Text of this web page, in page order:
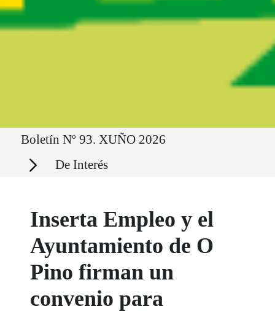
Ruta del sitio
Boletín Nº 93. XUÑO 2026
Secciones De Interés
Inserta Empleo y el
Ayuntamiento de O
Pino firman un
convenio para